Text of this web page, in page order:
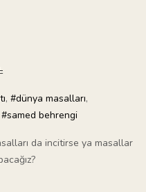
, #dünya masalları,
#samed behrengi
da incitirse ya masallar